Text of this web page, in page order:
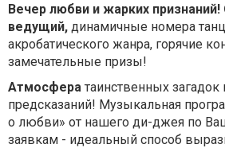
Вечер любви и жарких признаний!
ведущий, динамичные номера
акробатического жанра, горячие
замечательные призы!
Атмосфера таинственных
предсказаний! Музыкальная
о любви» от нашего ди-джея по
заявкам - идеальный способ